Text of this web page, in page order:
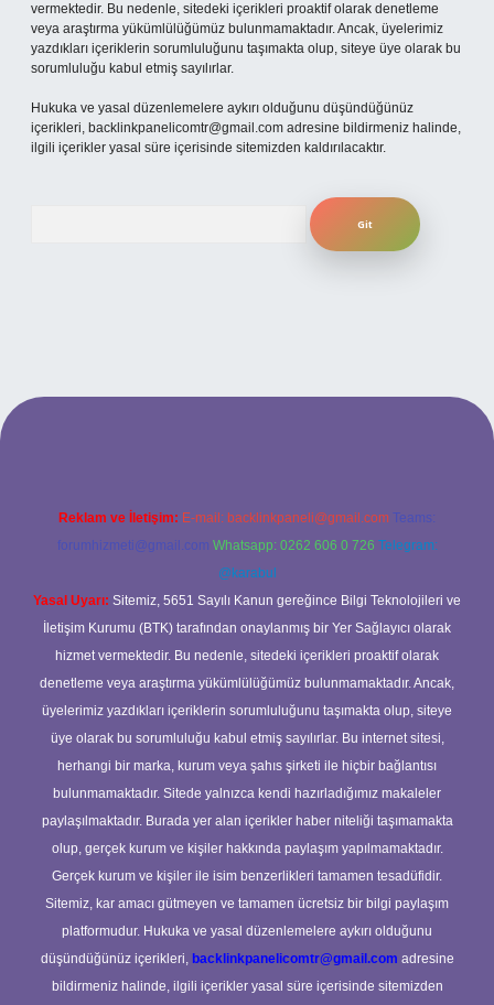
vermektedir. Bu nedenle, sitedeki içerikleri proaktif olarak denetleme
veya araştırma yükümlülüğümüz bulunmamaktadır. Ancak, üyelerimiz
yazdıkları içeriklerin sorumluluğunu taşımakta olup, siteye üye olarak bu
sorumluluğu kabul etmiş sayılırlar.
Hukuka ve yasal düzenlemelere aykırı olduğunu düşündüğünüz
içerikleri, backlinkpanelicomtr@gmail.com adresine bildirmeniz halinde,
ilgili içerikler yasal süre içerisinde sitemizden kaldırılacaktır.
Reklam ve İletişim: E-mail: backlinkpaneli@gmail.com Teams:
forumhizmeti@gmail.com Whatsapp: 0262 606 0 726 Telegram:
@karabul
Yasal Uyarı: Sitemiz, 5651 Sayılı Kanun gereğince Bilgi Teknolojileri ve
İletişim Kurumu (BTK) tarafından onaylanmış bir Yer Sağlayıcı olarak
hizmet vermektedir. Bu nedenle, sitedeki içerikleri proaktif olarak
denetleme veya araştırma yükümlülüğümüz bulunmamaktadır. Ancak,
üyelerimiz yazdıkları içeriklerin sorumluluğunu taşımakta olup, siteye
üye olarak bu sorumluluğu kabul etmiş sayılırlar. Bu internet sitesi,
herhangi bir marka, kurum veya şahıs şirketi ile hiçbir bağlantısı
bulunmamaktadır. Sitede yalnızca kendi hazırladığımız makaleler
paylaşılmaktadır. Burada yer alan içerikler haber niteliği taşımamakta
olup, gerçek kurum ve kişiler hakkında paylaşım yapılmamaktadır.
Gerçek kurum ve kişiler ile isim benzerlikleri tamamen tesadüfidir.
Sitemiz, kar amacı gütmeyen ve tamamen ücretsiz bir bilgi paylaşım
platformudur. Hukuka ve yasal düzenlemelere aykırı olduğunu
düşündüğünüz içerikleri, backlinkpanelicomtr@gmail.com adresine
bildirmeniz halinde, ilgili içerikler yasal süre içerisinde sitemizden